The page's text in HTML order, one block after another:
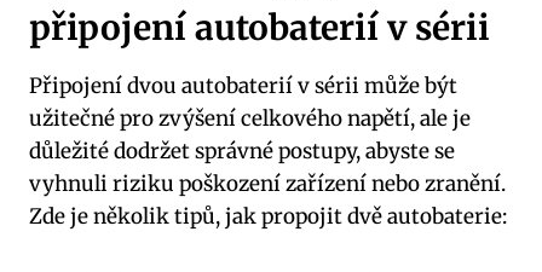
připojení autobaterií v sérii
Připojení dvou autobaterií v sérii může být
užitečné pro zvýšení celkového napětí, ale je
důležité dodržet správné postupy, abyste se
vyhnuli riziku poškození zařízení nebo zranění.
Zde je několik tipů, jak propojit dvě autobaterie: